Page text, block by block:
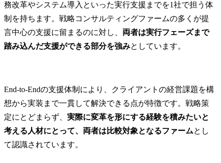
務改革やシステム導入といった実行支援までを1社で担う体
制を持ちます。戦略コンサルティングファームの多くが提
言中心の支援に留まるのに対し、 両者は実行フェーズまで
踏み込んだ支援ができる部分を強みとしています。
End-to-Endの支援体制により、クライアントの経営課題を構
想から実装まで一貫して解決できる点が特徴です。戦略策
定にとどまらず、 実際に変革を形にする経験を積みたいと
考える人材にとって、両者は比較対象となるファームとし
て認識されています。